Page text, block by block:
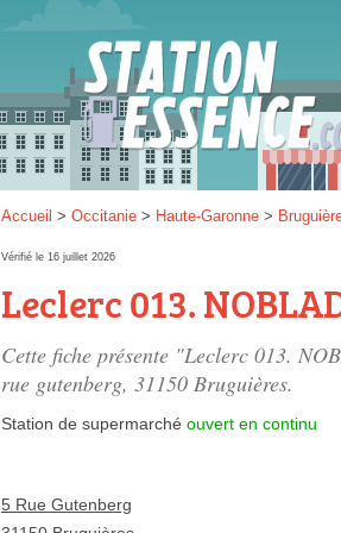
Accueil > Occitanie > Haute-Garonne >
Vérifié le 16 juillet 2026
Leclerc 013.
Cette fiche présente "Leclerc 013.
rue gutenberg, 31150 Bruguières.
Station de supermarché ouvert en continu
5 Rue Gutenberg
SP
SP